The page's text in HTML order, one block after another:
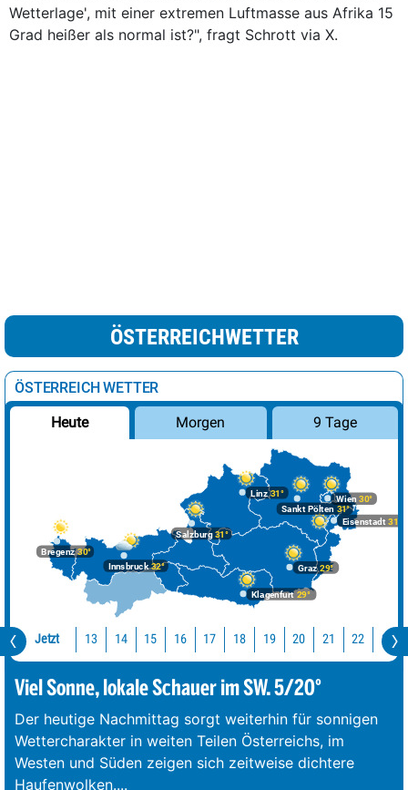
Wetterlage', mit einer extremen Luftmasse aus Afrika 15
Grad heißer als normal ist?", fragt Schrott via X.
ÖSTERREICHWETTER
ÖSTERREICH WETTER
Heute Morgen 9 Tage
Bregenz30°
Graz29°
Innsbruck32°
Klagenfurt 29°
Linz31°
Salzburg31°
Wien 30°
Eisenstadt 31°
Sankt Pölten 31°
Jetzt 13 14 15 16 17 18 19 20 21 22 23
Viel Sonne, lokale Schauer im SW. 5/20°
Der heutige Nachmittag sorgt weiterhin für sonnigen
Wettercharakter in weiten Teilen Österreichs, im
Westen und Süden zeigen sich zeitweise dichtere
Haufenwolken....